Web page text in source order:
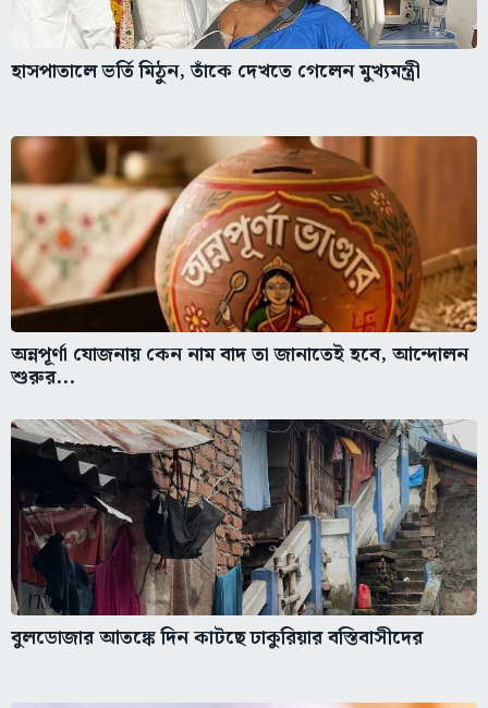
হাসপাতালে ভর্তি মিঠুন, তাঁকে দেখতে গেলেন মুখ্যমন্ত্রী
অন্নপূর্ণা যোজনায় কেন নাম বাদ তা জানাতেই হবে, আন্দোলন
শুরুর...
বুলডোজার আতঙ্কে দিন কাটছে ঢাকুরিয়ার বস্তিবাসীদের